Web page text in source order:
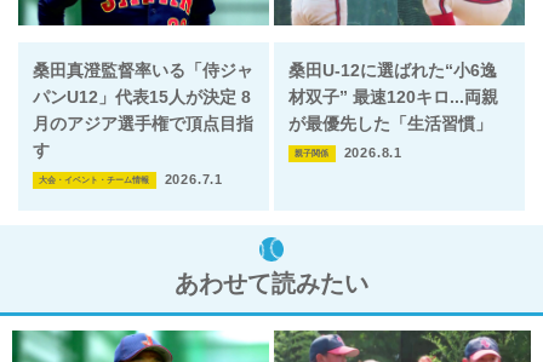
桑田真澄監督率いる「侍ジャ
パンU12」代表15人が決定 8
月のアジア選手権で頂点目指
す
大会・イベント・チーム情報 2026.7.1
桑田U-12に選ばれた“小6逸
材双子” 最速120キロ...両親
が最優先した「生活習慣」
親子関係 2026.8.1
あわせて読みたい